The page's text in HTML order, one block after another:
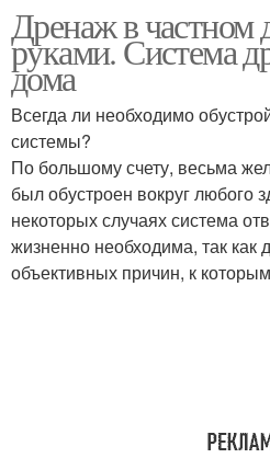
Закрытый дренаж
Дренаж в частном
руками. Система
дома
Всегда ли необходимо
системы?
По большому счету, весьма
был обустроен вокруг любого
некоторых случаях система
жизненно необходима, так как
объективных причин, к